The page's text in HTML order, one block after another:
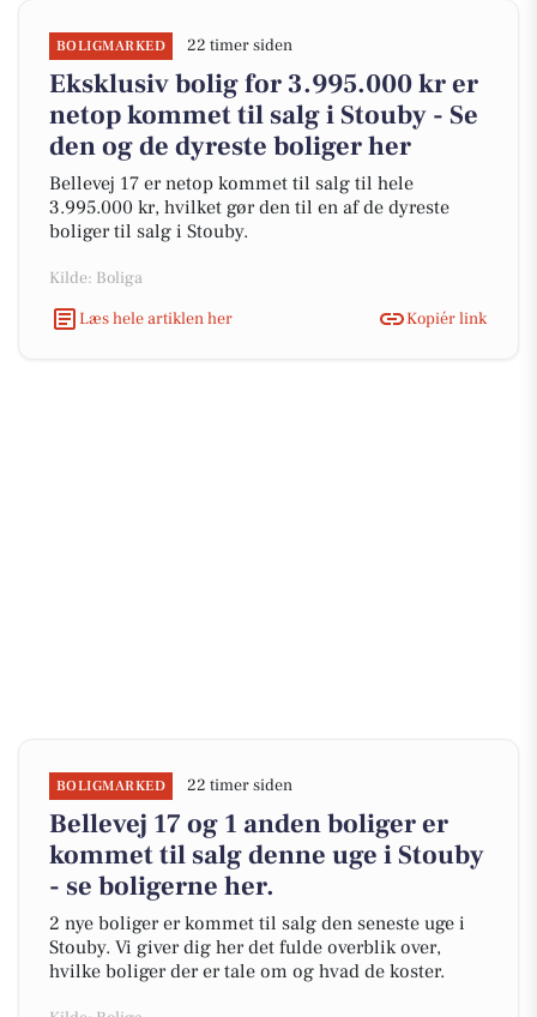
BOLIGMARKED 22 timer siden
Eksklusiv bolig for 3.995.000 kr er
netop kommet til salg i Stouby - Se
den og de dyreste boliger her
Bellevej 17 er netop kommet til salg til hele
3.995.000 kr, hvilket gør den til en af de dyreste
boliger til salg i Stouby.
Kilde: Boliga
Læs hele artiklen her
Kopiér link
BOLIGMARKED 22 timer siden
Bellevej 17 og 1 anden boliger er
kommet til salg denne uge i Stouby
- se boligerne her.
2 nye boliger er kommet til salg den seneste uge i
Stouby. Vi giver dig her det fulde overblik over,
hvilke boliger der er tale om og hvad de koster.